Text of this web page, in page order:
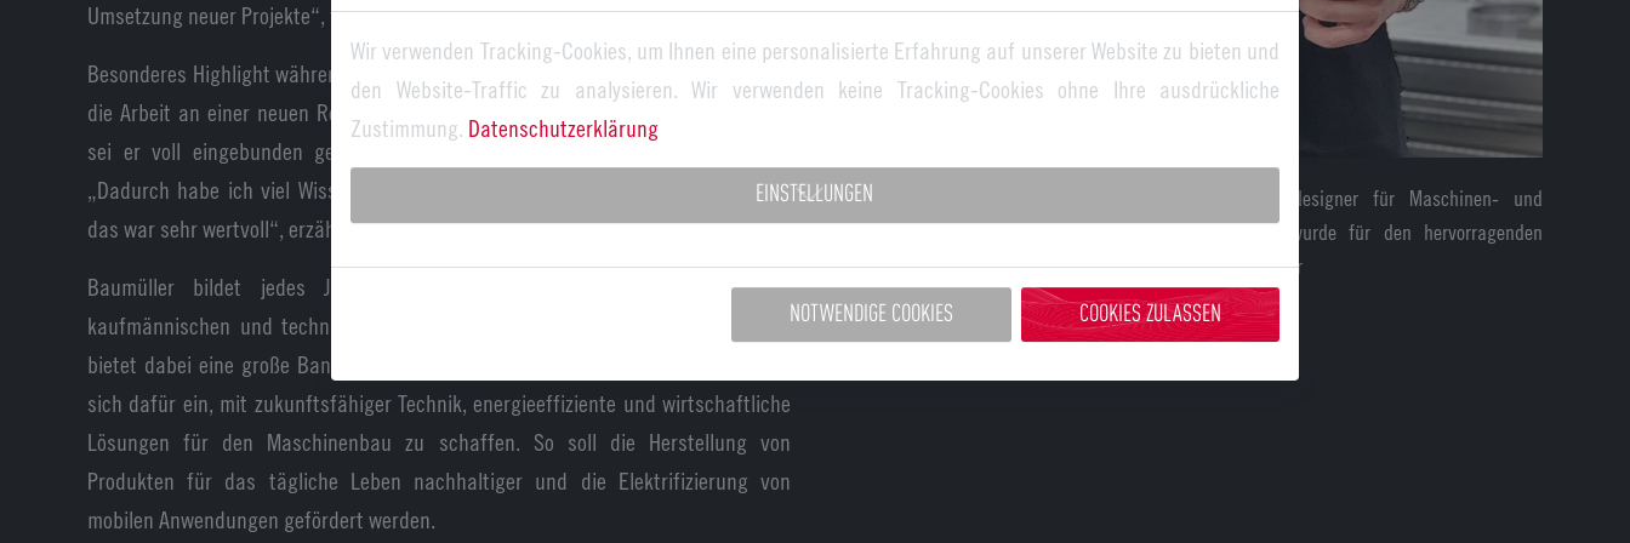
Umsetzung neuer Projekte“, freut sich Viktor Lieb.
Besonderes Highlight während seiner Ausbildung, die er 2022 begonnen hatte, sei
die Arbeit an einer neuen Roboterzelle gewesen, erzählt Lieb. Bei diesem Projekt
sei er voll eingebunden gewesen, und habe sehr viel Erfahrung gesammelt.
„Dadurch habe ich viel Wissen aus der Arbeit mit in den Unterricht genommen,
das war sehr wertvoll“, erzählt Lieb.
Baumüller bildet jedes Jahr an mehreren Standorten Auszubildende in
kaufmännischen und technischen Berufen aus. Die elektrische Antriebstechnik
bietet dabei eine große Bandbreite an Tätigkeitsfeldern. Das Unternehmen setzt
sich dafür ein, mit zukunftsfähiger Technik, energieeffiziente und wirtschaftliche
Lösungen für den Maschinenbau zu schaffen. So soll die Herstellung von
Produkten für das tägliche Leben nachhaltiger und die Elektrifizierung von
mobilen Anwendungen gefördert werden.
Viktor Lieb, Auszubildender zum Technischen Produktdesigner für Maschinen- und
Anlagenbau im Baumüller Motorenwerk in Kitzingen, wurde für den hervorragenden
Abschluss der Berufsschule ausgezeichnet. | Bild: Baumüller
Wir verwenden Tracking-Cookies, um Ihnen eine personalisierte Erfahrung auf unserer Website zu bieten und
den Website-Traffic zu analysieren. Wir verwenden keine Tracking-Cookies ohne Ihre ausdrückliche
Zustimmung. Datenschutzerklärung
EINSTELLUNGEN
NOTWENDIGE COOKIES COOKIES ZULASSEN